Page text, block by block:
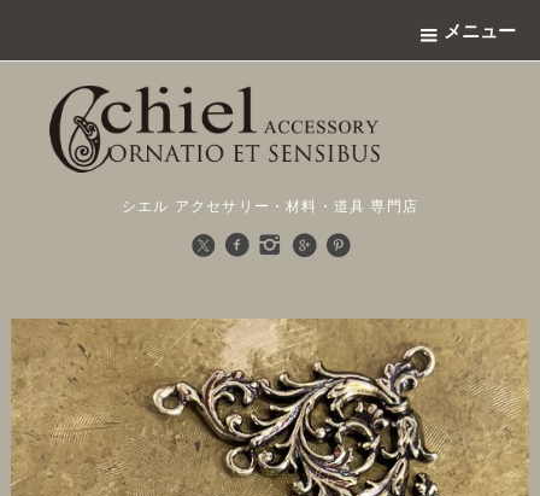
メニュー
シエル アクセサリー・材料・道具 専門店